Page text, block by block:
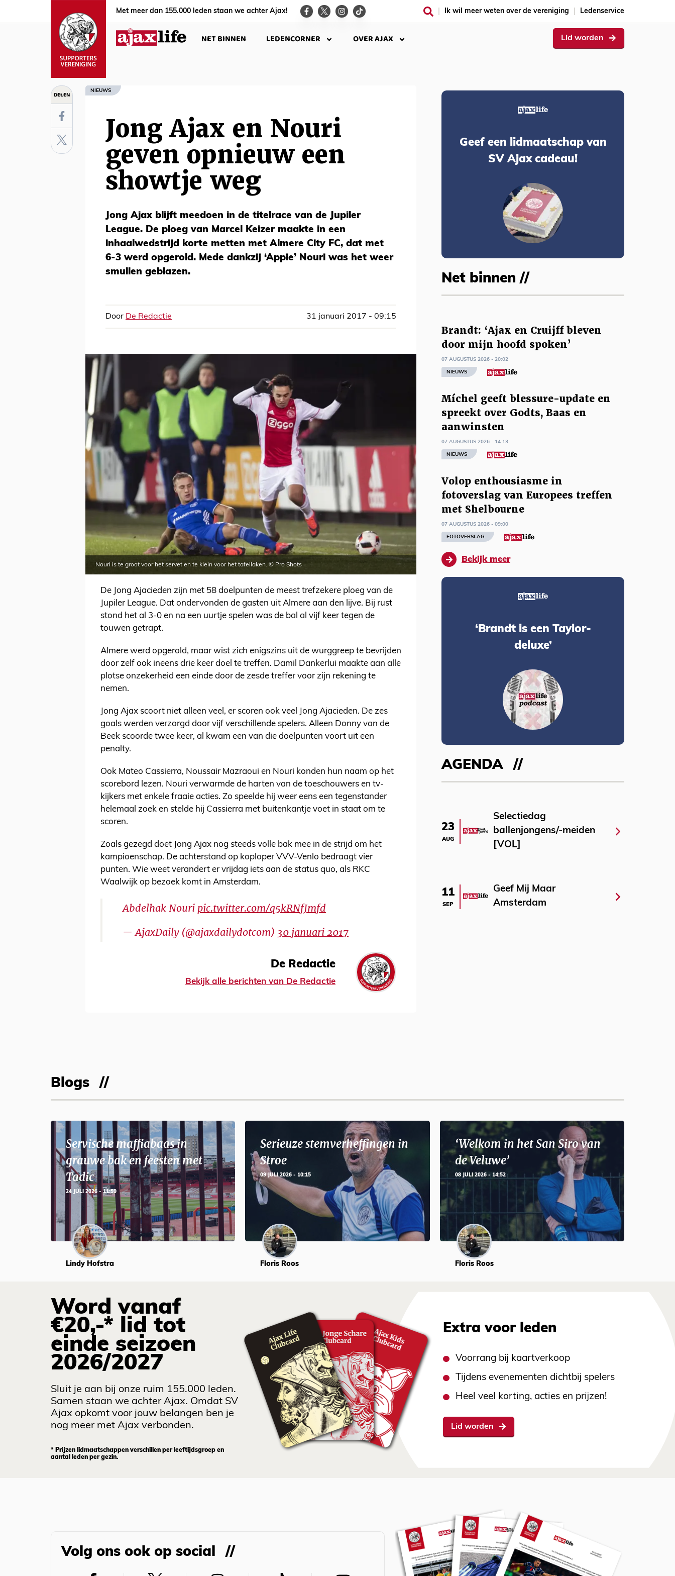
Met meer dan 155.000 leden staan we achter Ajax! Ik wil meer weten over de vereniging Ledenservice
NET BINNEN LEDENCORNER OVER AJAX Lid worden
DELEN NIEUWS
Jong Ajax en Nouri
geven opnieuw een
showtje weg
Jong Ajax blijft meedoen in de titelrace van de Jupiler
League. De ploeg van Marcel Keizer maakte in een
inhaalwedstrijd korte metten met Almere City FC, dat met
6-3 werd opgerold. Mede dankzij ‘Appie’ Nouri was het weer
smullen geblazen.
Door De Redactie 31 januari 2017 - 09:15
Nouri is te groot voor het servet en te klein voor het tafellaken. © Pro Shots
De Jong Ajacieden zijn met 58 doelpunten de meest trefzekere ploeg van de
Jupiler League. Dat ondervonden de gasten uit Almere aan den lijve. Bij rust
stond het al 3-0 en na een uurtje spelen was de bal al vijf keer tegen de
touwen getrapt.
Almere werd opgerold, maar wist zich enigszins uit de wurggreep te bevrijden
door zelf ook ineens drie keer doel te treffen. Damil Dankerlui maakte aan alle
plotse onzekerheid een einde door de zesde treffer voor zijn rekening te
nemen.
Jong Ajax scoort niet alleen veel, er scoren ook veel Jong Ajacieden. De zes
goals werden verzorgd door vijf verschillende spelers. Alleen Donny van de
Beek scoorde twee keer, al kwam een van die doelpunten voort uit een
penalty.
Ook Mateo Cassierra, Noussair Mazraoui en Nouri konden hun naam op het
scorebord lezen. Nouri verwarmde de harten van de toeschouwers en tv-
kijkers met enkele fraaie acties. Zo speelde hij weer eens een tegenstander
helemaal zoek en stelde hij Cassierra met buitenkantje voet in staat om te
scoren.
Zoals gezegd doet Jong Ajax nog steeds volle bak mee in de strijd om het
kampioenschap. De achterstand op koploper VVV-Venlo bedraagt vier
punten. Wie weet verandert er vrijdag iets aan de status quo, als RKC
Waalwijk op bezoek komt in Amsterdam.
Abdelhak Nouri pic.twitter.com/q5kRNfJmfd
— AjaxDaily (@ajaxdailydotcom) 30 januari 2017
De Redactie
Bekijk alle berichten van De Redactie
Geef een lidmaatschap van
SV Ajax cadeau!
Net binnen //
Brandt: ‘Ajax en Cruijff bleven
door mijn hoofd spoken’
07 AUGUSTUS 2026 - 20:02
NIEUWS
Míchel geeft blessure-update en
spreekt over Godts, Baas en
aanwinsten
07 AUGUSTUS 2026 - 14:13
NIEUWS
Volop enthousiasme in
fotoverslag van Europees treffen
met Shelbourne
07 AUGUSTUS 2026 - 09:00
FOTOVERSLAG
Bekijk meer
‘Brandt is een Taylor-
deluxe’
AGENDA
23
AUG
Selectiedag
ballenjongens/-meiden
[VOL]
11
SEP
Geef Mij Maar
Amsterdam
Blogs
Servische maffiabaas in
grauwe bak en feesten met
Tadic
24 JULI 2026 - 11:59
Lindy Hofstra
Serieuze stemverheffingen in
Stroe
09 JULI 2026 - 10:15
Floris Roos
‘Welkom in het San Siro van
de Veluwe’
08 JULI 2026 - 14:52
Floris Roos
Word vanaf
€20,-* lid tot
einde seizoen
2026/2027
Sluit je aan bij onze ruim 155.000 leden.
Samen staan we achter Ajax. Omdat SV
Ajax opkomt voor jouw belangen ben je
nog meer met Ajax verbonden.
* Prijzen lidmaatschappen verschillen per leeftijdsgroep en
aantal leden per gezin.
Extra voor leden
Voorrang bij kaartverkoop
Tijdens evenementen dichtbij spelers
Heel veel korting, acties en prijzen!
Lid worden
Volg ons ook op social